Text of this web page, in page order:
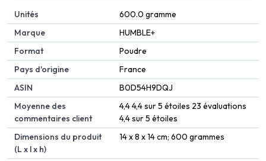
Unités
‎600.0 gramme
Marque
‎HUMBLE+
Format
‎Poudre
Pays d'origine
‎France
ASIN
B0D54H9DQJ
Moyenne des
commentaires client
4,4 4,4 sur 5 étoiles 23 évaluations
4,4 sur 5 étoiles
Dimensions du produit
(L x l x h)
14 x 8 x 14 cm; 600 grammes